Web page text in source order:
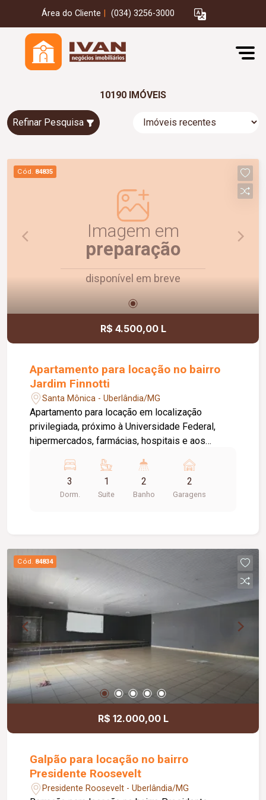
Área do Cliente (034) 3256-3000
10190 IMÓVEIS
Refinar Pesquisa
Cód. 84835
Imagem em
preparação
disponível em breve
R$ 4.500,00 L
Apartamento para locação no bairro
Jardim Finnotti
Santa Mônica - Uberlândia/MG
Apartamento para locação em localização
privilegiada, próximo à Universidade Federal,
hipermercados, farmácias, hospitais e aos
03 quartos, sendo 01 suíte ampla com closet,
oferecendo conforto e praticidade para toda a
família. Possui sala espaçosa com vista livre,
de lazer e confraternização. O apartamento
dispõe ainda de elevador e 02 vagas de
garagem.
3
Dorm.
1
Suite
2
Banho
2
Garagens
Cód. 84834
R$ 12.000,00 L
Galpão para locação no bairro
Presidente Roosevelt
Presidente Roosevelt - Uberlândia/MG